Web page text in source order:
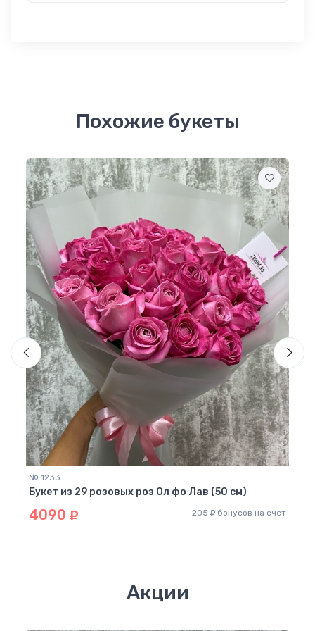
Похожие букеты
№ 1233
Букет из 29 розовых роз Ол фо Лав (50 см)
4090 205 бонусов на счет
Акции